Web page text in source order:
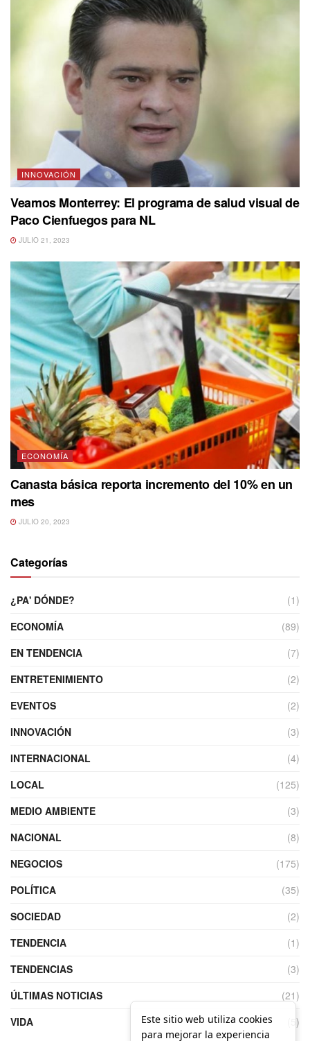
INNOVACIÓN
Veamos Monterrey: El programa de salud visual de
Paco Cienfuegos para NL
JULIO 21, 2023
ECONOMÍA
Canasta básica reporta incremento del 10% en un
mes
JULIO 20, 2023
Categorías
¿PA' DÓNDE?
(1)
ECONOMÍA
(89)
EN TENDENCIA
(7)
ENTRETENIMIENTO
(2)
EVENTOS
(2)
INNOVACIÓN
(3)
INTERNACIONAL
(4)
LOCAL
(125)
MEDIO AMBIENTE
(3)
NACIONAL
(8)
NEGOCIOS
(175)
POLÍTICA
(35)
SOCIEDAD
(2)
TENDENCIA
(1)
TENDENCIAS
(3)
ÚLTIMAS NOTICIAS
(21)
VIDA
(5)
Este sitio web utiliza cookies
para mejorar la experiencia